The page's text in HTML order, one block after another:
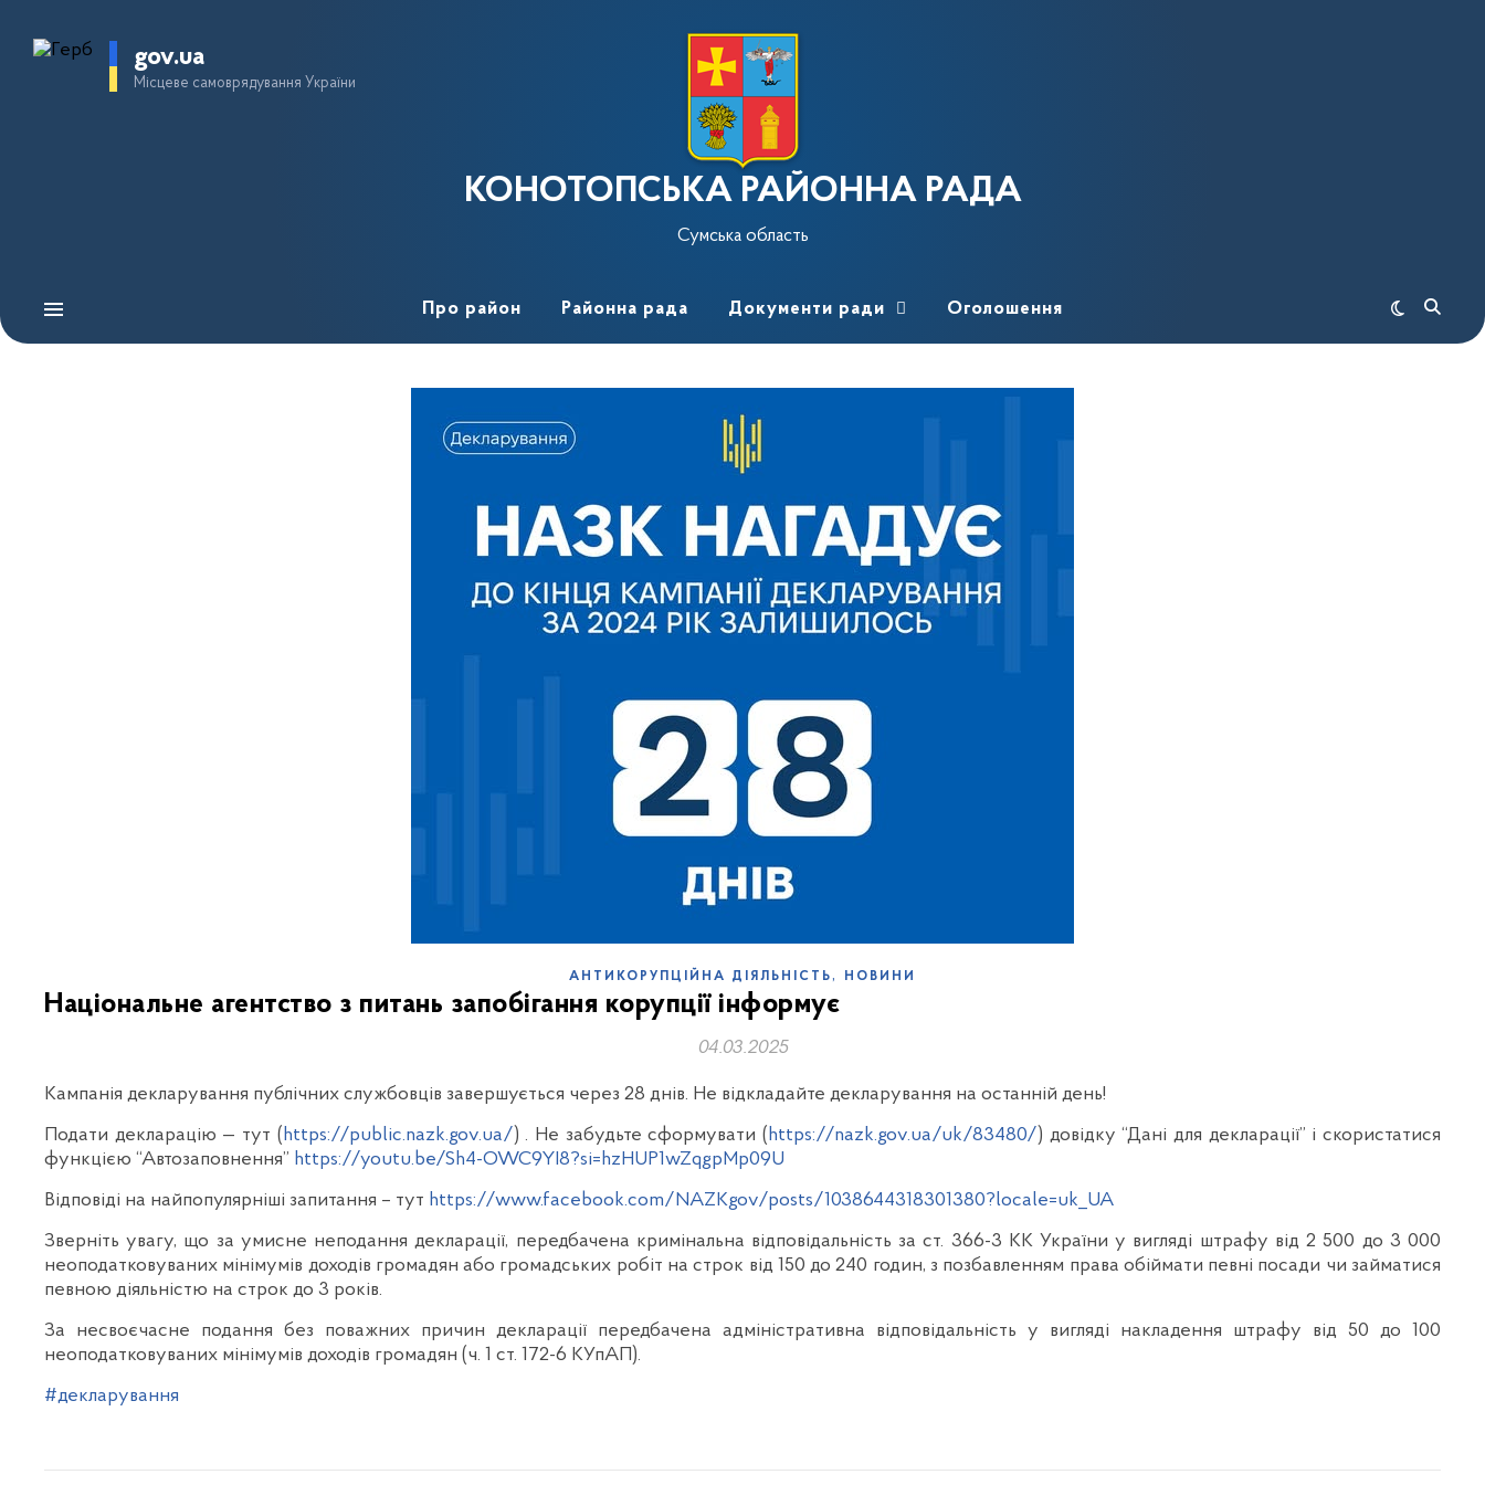
gov.ua
Місцеве самоврядування України
КОНОТОПСЬКА РАЙОННА РАДА
Сумська область
Про район Районна рада Документи ради Оголошення
АНТИКОРУПЦІЙНА ДІЯЛЬНІСТЬ, НОВИНИ
Національне агентство з питань запобігання корупції інформує
04.03.2025
Кампанія декларування публічних службовців завершується через 28 днів. Не відкладайте декларування на останній день!
Подати декларацію — тут (https://public.nazk.gov.ua/) . Не забудьте сформувати (https://nazk.gov.ua/uk/83480/) довідку “Дані для декларації” і скористатися
функцією “Автозаповнення” https://youtu.be/Sh4-OWC9YI8?si=hzHUP1wZqgpMp09U
Відповіді на найпопулярніші запитання – тут https://www.facebook.com/NAZKgov/posts/1038644318301380?locale=uk_UA
Зверніть увагу, що за умисне неподання декларації, передбачена кримінальна відповідальність за ст. 366-3 КК України у вигляді штрафу від 2 500 до 3 000
неоподатковуваних мінімумів доходів громадян або громадських робіт на строк від 150 до 240 годин, з позбавленням права обіймати певні посади чи займатися
певною діяльністю на строк до 3 років.
За несвоєчасне подання без поважних причин декларації передбачена адміністративна відповідальність у вигляді накладення штрафу від 50 до 100
неоподатковуваних мінімумів доходів громадян (ч. 1 ст. 172-6 КУпАП).
#декларування